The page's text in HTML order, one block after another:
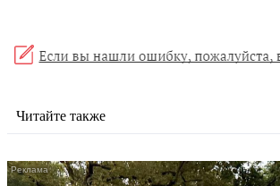
Читайте также